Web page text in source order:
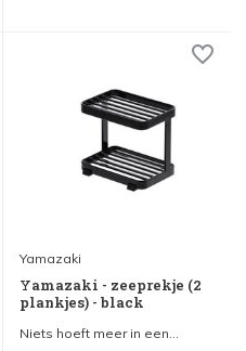
Yamazaki
Yamazaki - zeeprekje (2
plankjes) - black
Niets hoeft meer in een...